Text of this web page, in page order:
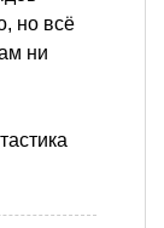
но всё
ни